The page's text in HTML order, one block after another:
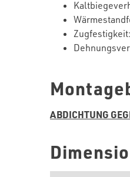
ABDICHTUNG